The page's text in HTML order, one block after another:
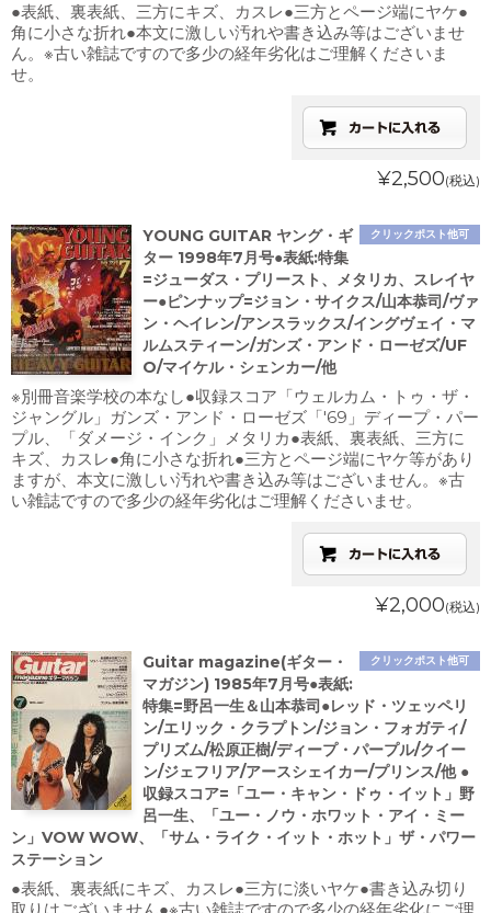
●表紙、裏表紙、三方にキズ、カスレ●三方とページ端にヤケ●
角に小さな折れ●本文に激しい汚れや書き込み等はございませ
ん。※古い雑誌ですので多少の経年劣化はご理解くださいま
せ。
¥2,500(税込)
クリックポスト他可
YOUNG GUITAR ヤング・ギ
ター 1998年7月号●表紙:特集
=ジューダス・プリースト、メタリカ、スレイヤ
ー●ピンナップ=ジョン・サイクス/山本恭司/ヴァ
ン・ヘイレン/アンスラックス/イングヴェイ・マ
ルムスティーン/ガンズ・アンド・ローゼズ/UF
O/マイケル・シェンカー/他
※別冊音楽学校の本なし●収録スコア「ウェルカム・トゥ・ザ・
ジャングル」ガンズ・アンド・ローゼズ「'69」ディープ・パー
プル、「ダメージ・インク」メタリカ●表紙、裏表紙、三方に
キズ、カスレ●角に小さな折れ●三方とページ端にヤケ等があり
ますが、本文に激しい汚れや書き込み等はございません。※古
い雑誌ですので多少の経年劣化はご理解くださいませ。
¥2,000(税込)
クリックポスト他可
Guitar magazine(ギター・
マガジン) 1985年7月号●表紙:
特集=野呂一生＆山本恭司●レッド・ツェッペリ
ン/エリック・クラプトン/ジョン・フォガティ/
プリズム/松原正樹/ディープ・パープル/クイー
ン/ジェフリア/アースシェイカー/プリンス/他 ●
収録スコア=「ユー・キャン・ドゥ・イット」野
呂一生、「ユー・ノウ・ホワット・アイ・ミー
ン」VOW WOW、「サム・ライク・イット・ホット」ザ・パワー
ステーション
●表紙、裏表紙にキズ、カスレ●三方に淡いヤケ●書き込み切り